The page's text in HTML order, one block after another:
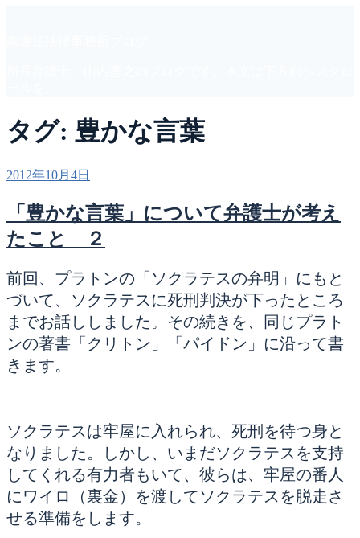
キ
ッ
タグ: 豊かな言葉
投
日:
2012年10月4日
「豊かな言葉」について弁護士が考え
たこと ２
前回、プラトンの「ソクラテスの弁明」にもと
づいて、ソクラテスに死刑判決が下ったところ
までお話ししました。その続きを、同じプラト
ンの著書「クリトン」「パイドン」に沿って書
きます。
ソクラテスは牢屋に入れられ、死刑を待つ身と
なりました。しかし、いまだソクラテスを支持
してくれる有力者もいて、彼らは、牢屋の番人
にワイロ（裏金）を渡してソクラテスを脱走さ
せる準備をします。